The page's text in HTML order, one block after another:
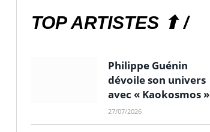
TOP ARTISTES ⬆ /
Philippe Guénin
dévoile son univers
avec « Kaokosmos »
27/07/2026